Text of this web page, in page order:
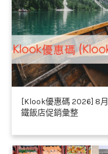
[Klook優惠碼 2026] 8
鐵飯店促銷彙整